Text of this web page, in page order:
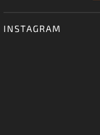
INSTAGRAM